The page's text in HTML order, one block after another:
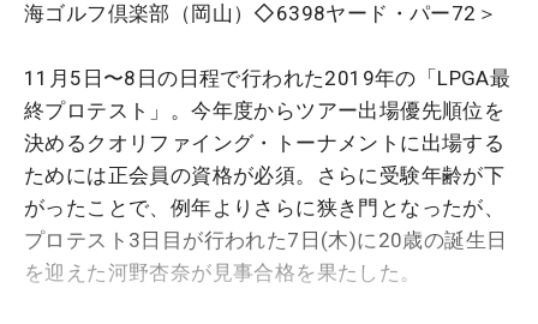
海ゴルフ倶楽部（岡山）◇6398ヤード・パー72＞
11月5日〜8日の日程で行われた2019年の「LPGA最
終プロテスト」。今年度からツアー出場優先順位を
決めるクオリファイング・トーナメントに出場する
ためには正会員の資格が必須。さらに受験年齢が下
がったことで、例年よりさらに狭き門となったが、
プロテスト3日目が行われた7日(木)に20歳の誕生日
を迎えた河野杏奈が見事合格を果たした。